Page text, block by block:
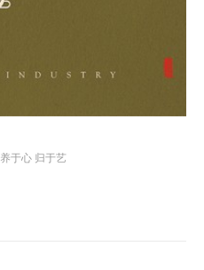
于心 归于艺